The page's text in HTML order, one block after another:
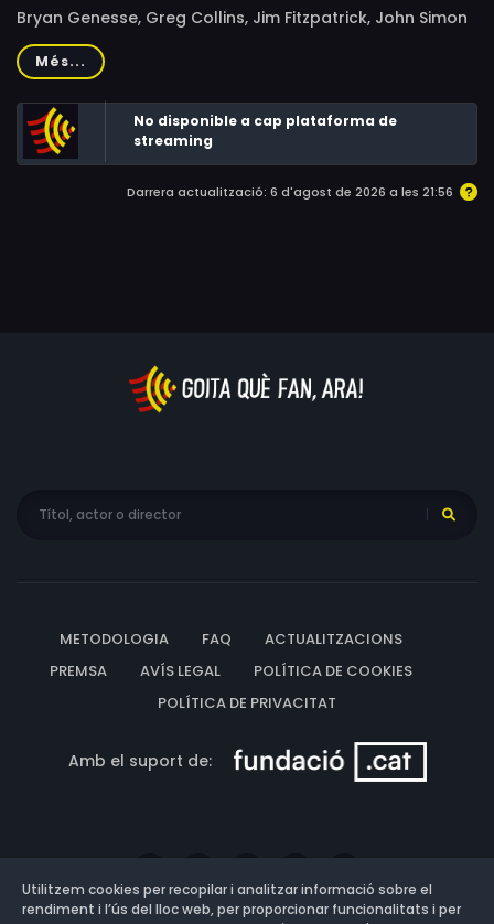
Bryan Genesse, Greg Collins, Jim Fitzpatrick, John Simon
Jones, Gavin Hood, Danny Keogh, Darcy LaPier
Més...
No disponible a cap plataforma de
streaming
Darrera actualització: 6 d'agost de 2026 a les 21:56
METODOLOGIA FAQ
ACTUALITZACIONS
PREMSA
AVÍS LEGAL
POLÍTICA DE COOKIES
POLÍTICA DE PRIVACITAT
Amb el suport de:
Utilitzem cookies per recopilar i analitzar informació sobre el
rendiment i l’ús del lloc web, per proporcionar funcionalitats i per